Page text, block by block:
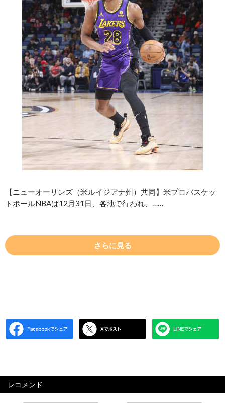
【ニューオーリンズ（米ルイジアナ州）共同】米プロバスケッ
トボールNBAは12月31日、各地で行われ、……
さらに見る
レコメンド